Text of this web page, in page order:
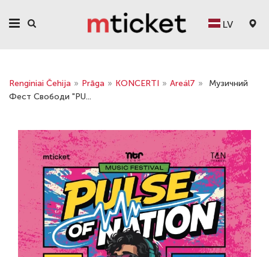
LV
Renginiai Čehija » Prāga » KONCERTI » Areál7 »
Музичний
Фест Свободи "PU...